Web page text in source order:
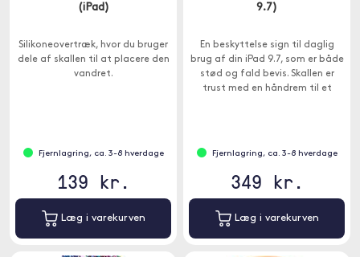
(iPad)
Silikoneovertræk, hvor du bruger
dele af skallen til at placere den
vandret.
Fjernlagring, ca. 3-8 hverdage
139 kr.
Læg i varekurven
9.7)
En beskyttelse sign til daglig
brug af din iPad 9.7, som er både
stød og fald bevis. Skallen er
trust med en håndrem til et
Fjernlagring, ca. 3-8 hverdage
349 kr.
Læg i varekurven